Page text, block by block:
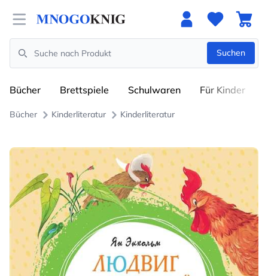
Open menu
Search
Suchen
Bücher Brettspiele Schulwaren Für Kinder
Bücher Kinderliteratur Kinderliteratur